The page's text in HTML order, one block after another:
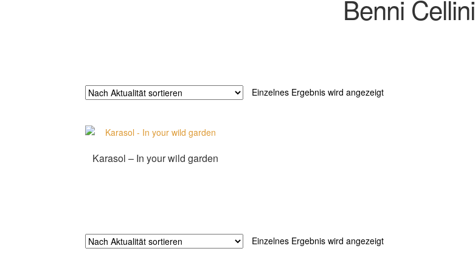
Benni Cellini
Einzelnes Ergebnis wird angezeigt
Karasol – In your wild garden
Einzelnes Ergebnis wird angezeigt